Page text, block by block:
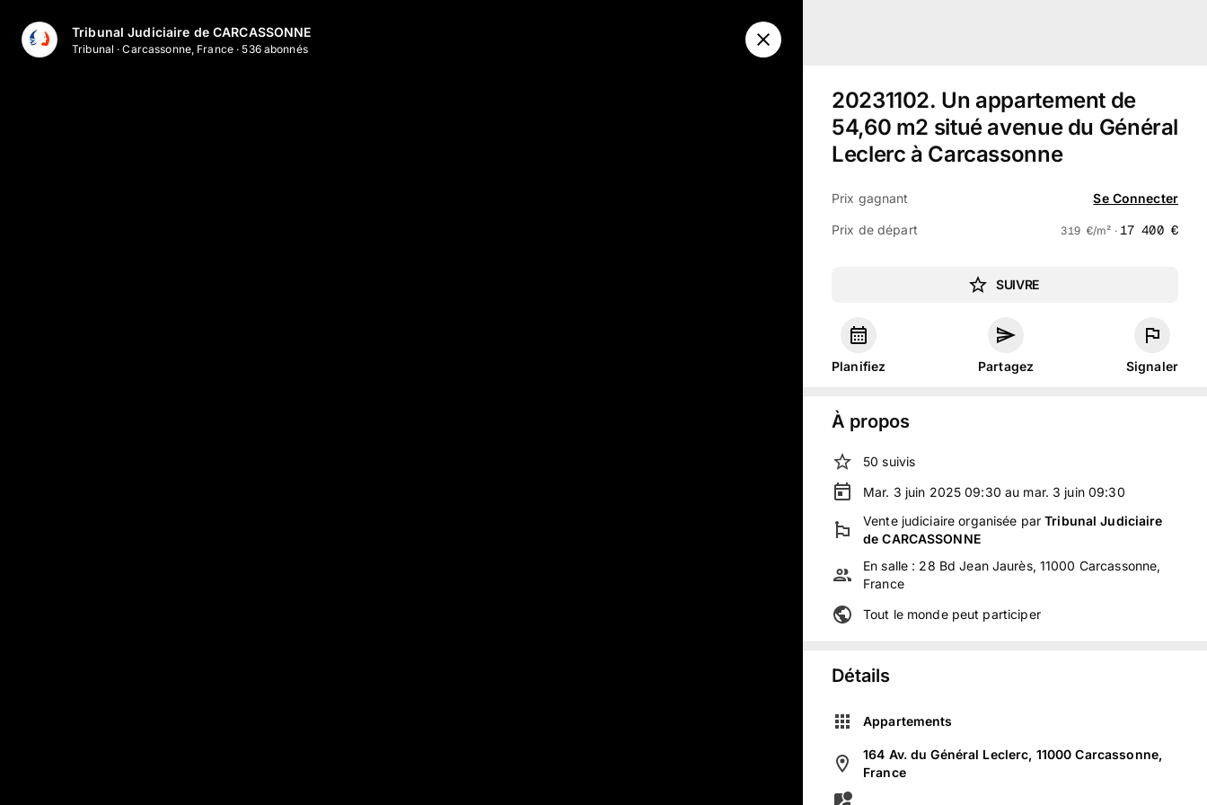
Tribunal Judiciaire de CARCASSONNE
Tribunal ·Carcassonne, France·536abonnés
20231102. Un appartement de
54,60 m2 situé avenue du Général
Leclerc à Carcassonne
Prix gagnant Se Connecter
Prix de départ 319 €/m² · 17 400 €
SUIVRE
Planifiez Partagez Signaler
À propos
50 suivis
Mar. 3 juin 2025 09:30 au mar. 3 juin 09:30
Vente judiciaire organisée parTribunal Judiciaire
de CARCASSONNE
En salle : 28 Bd Jean Jaurès, 11000 Carcassonne,
France
Tout le monde peut participer
Détails
Appartements
164 Av. du Général Leclerc, 11000 Carcassonne,
France